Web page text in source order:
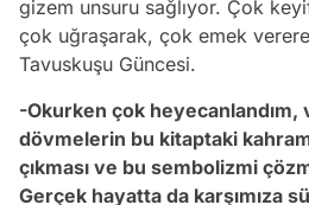
gizem unsuru sağlıyor. Çok
çok uğraşarak, çok emek
Tavuskuşu Güncesi.
-Okurken çok heyecanlandım,
dövmelerin bu kitaptaki
çıkması ve bu sembolizmi
Gerçek hayatta da karşımıza